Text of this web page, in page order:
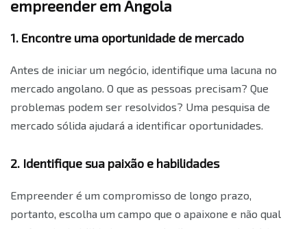
empreender em Angola
1. Encontre uma oportunidade de mercado
Antes de iniciar um negócio, identifique uma lacuna no
mercado angolano. O que as pessoas precisam? Que
problemas podem ser resolvidos? Uma pesquisa de
mercado sólida ajudará a identificar oportunidades.
2. Identifique sua paixão e habilidades
Empreender é um compromisso de longo prazo,
portanto, escolha um campo que o apaixone e não qual